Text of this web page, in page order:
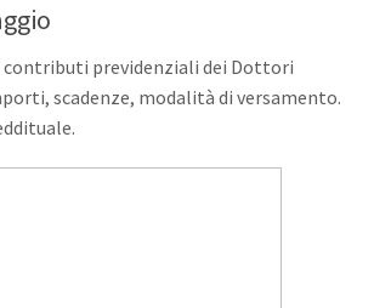
contributi previdenziali dei Dottori
scadenze, modalità di versamento.